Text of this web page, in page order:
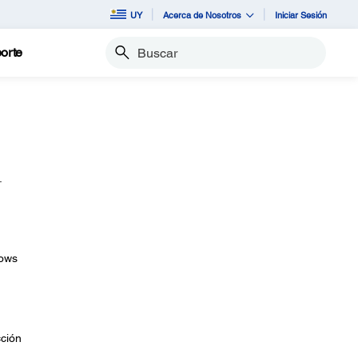
UY Acerca de Nosotros Iniciar Sesión
Buscar